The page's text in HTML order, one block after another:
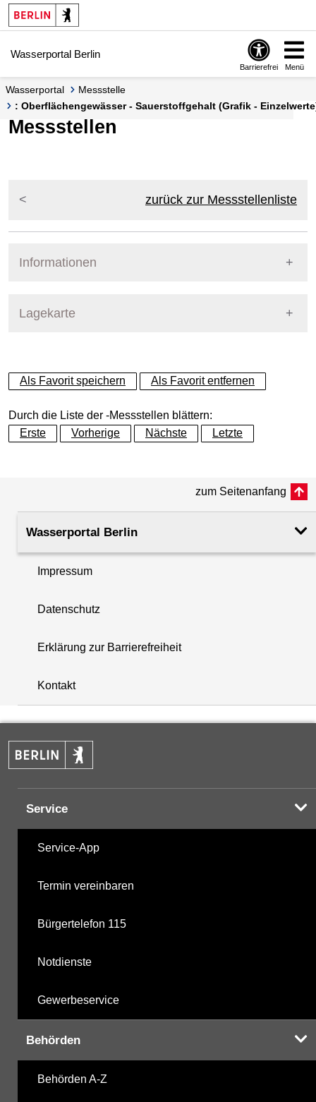
Springe zur Navigation
Springe zum Inhalt
Wasserportal Berlin
Barrierefrei Menü
Wasserportal
Messstelle
: Oberflächengewässer - Sauerstoffgehalt (Grafik -
Messstellen
zurück zur Messstellenliste
Informationen
Lagekarte
+
−
+
−
Als Favorit speichern Als Favorit entfernen
Durch die Liste der -Messstellen blättern:
Erste
Vorherige Nächste Letzte
zum Seitenanfang
Wasserportal Berlin
Impressum
Datenschutz
Erklärung zur Barrierefreiheit
Kontakt
Service
Service-App
Termin vereinbaren
Bürgertelefon 115
Notdienste
Gewerbeservice
Behörden
Behörden A-Z